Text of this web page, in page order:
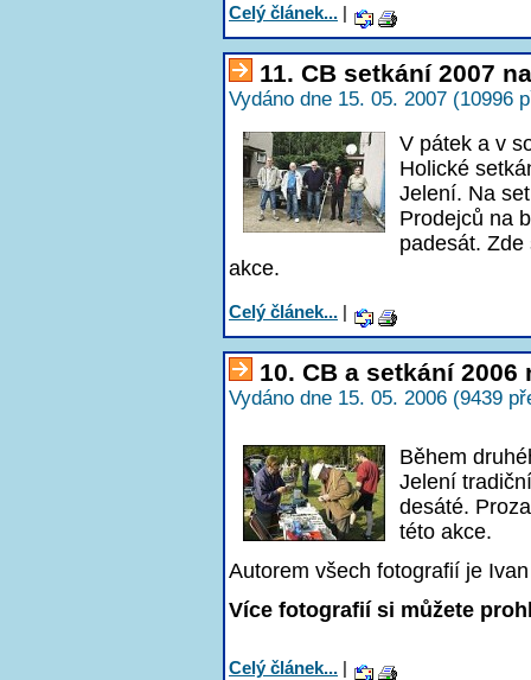
Celý článek... |
11. CB setkání 2007
Vydáno dne 15. 05. 2007 (10996
V pátek a v
Holické
Jelení. Na
Prodejců na
padesát.
akce.
Celý článek... |
10. CB a setkání
Vydáno dne 15. 05. 2006 (9439
Během
Jelení
desáté.
této akce.
Autorem všech fotografií je
Více fotografií si můžete
Celý článek... |